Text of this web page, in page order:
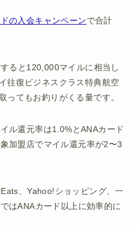
の入会キャンペーンで合計
ると120,000マイルに相当し
往復ビジネスクラス特典航空
ってもお釣りがくる量です。
ル還元率は1.0%とANAカード
加盟店でマイル還元率が2〜3
、Yahoo!ショッピング、一
はANAカード以上に効率的に